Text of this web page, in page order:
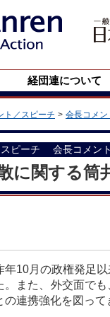
経団連について
ト／スピーチ 会長コメン
スピーチ 会長コメン
に関する筒
年10月の政権発足
。また、外交面で
の連携強化を図って